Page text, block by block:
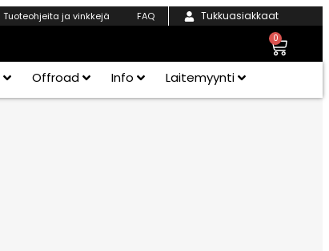
Tuoteohjeita ja vinkkejä FAQ Tukkuasiakkaat
0
Offroad Info Laitemyynti